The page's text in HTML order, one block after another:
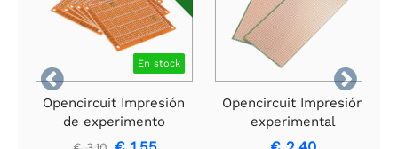


En stock
Opencircuit Impresión
de experimento
7x9cm - 5 piezas
Opencircuit Impresión
experimental
6,5cm*14,5cm - tiras